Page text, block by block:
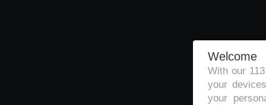
Welcome
With our
your
your